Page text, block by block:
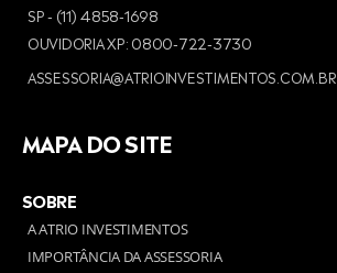
SP - (11) 4858-1698
OUVIDORIA XP: 0800-722-3730
ASSESSORIA@ATRIOINVESTIMENTOS.COM.BR
MAPA DO SITE
SOBRE
A ATRIO INVESTIMENTOS
IMPORTÂNCIA DA ASSESSORIA